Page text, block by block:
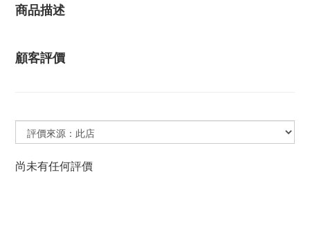
商品描述
顧客評價
尚未有任何評價